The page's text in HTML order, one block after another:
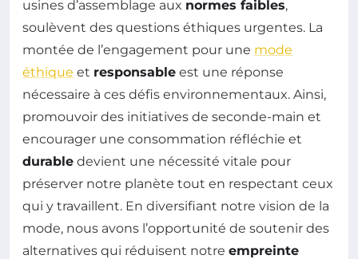
usines d’assemblage aux normes faibles,
soulèvent des questions éthiques urgentes. La
montée de l’engagement pour une mode
éthique et responsable est une réponse
nécessaire à ces défis environnementaux. Ainsi,
promouvoir des initiatives de seconde-main et
encourager une consommation réfléchie et
durable devient une nécessité vitale pour
préserver notre planète tout en respectant ceux
qui y travaillent. En diversifiant notre vision de la
mode, nous avons l’opportunité de soutenir des
alternatives qui réduisent notre empreinte